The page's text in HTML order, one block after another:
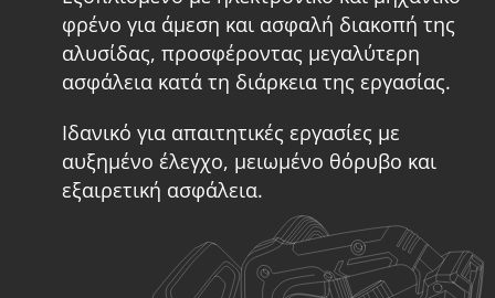
φρένο για άμεση και ασφαλή διακοπή της
αλυσίδας, προσφέροντας μεγαλύτερη
ασφάλεια κατά τη διάρκεια της εργασίας.
Ιδανικό για απαιτητικές εργασίες με
αυξημένο έλεγχο, μειωμένο θόρυβο και
εξαιρετική ασφάλεια.